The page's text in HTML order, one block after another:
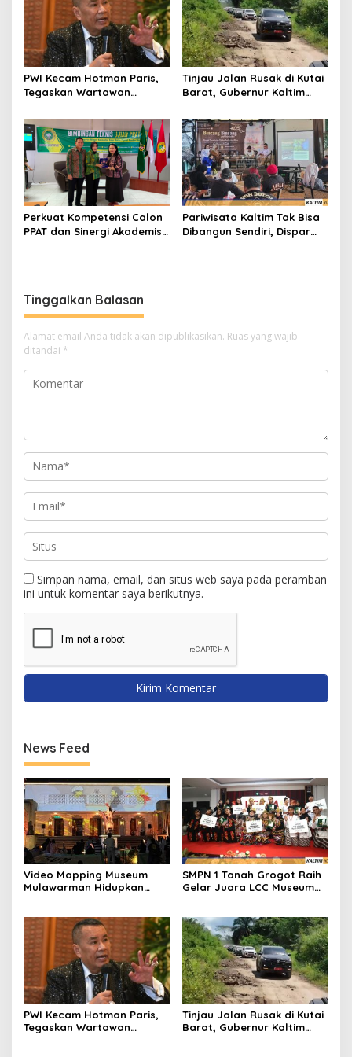
PWI Kecam Hotman Paris,
Tegaskan Wartawan
Tinjau Jalan Rusak di Kutai
Barat, Gubernur Kaltim
Kilometer
Perkuat Kompetensi Calon
PPAT dan Sinergi Akademis,
Pariwisata Kaltim Tak Bisa
Dibangun Sendiri, Dispar
Tinggalkan Balasan
Alamat email Anda tidak akan dipublikasikan. Ruas yang wajib
ditandai *
Simpan nama, email, dan situs web saya pada peramban
ini untuk komentar saya berikutnya.
News Feed
Video Mapping Museum
Mulawarman Hidupkan
SMPN 1 Tanah Grogot Raih
Gelar Juara LCC Museum
PWI Kecam Hotman Paris,
Tegaskan Wartawan
Tinjau Jalan Rusak di Kutai
Barat, Gubernur Kaltim